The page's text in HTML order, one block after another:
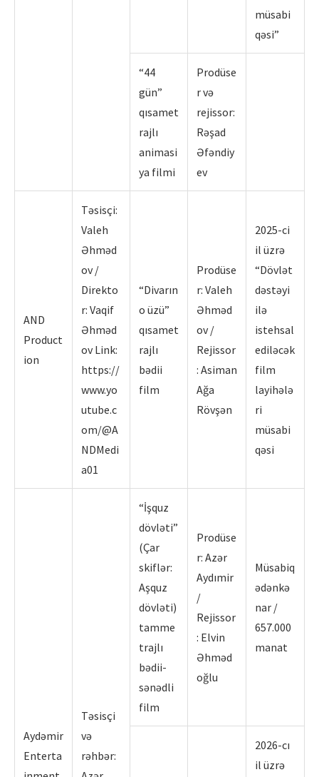
müsabi
qəsi”
“44
gün”
qısamet
rajlı
animasi
ya filmi
Prodüse
r və
rejissor:
Rəşad
Əfəndiy
ev
AND
Product
ion
Təsisçi:
Valeh
Əhməd
ov /
Direkto
r: Vaqif
Əhməd
ov Link:
https://
www.yo
utube.c
om/@A
NDMedi
a01
“Divarın
o üzü”
qısamet
rajlı
bədii
film
Prodüse
r: Valeh
Əhməd
ov /
Rejissor
: Asiman
Ağa
Rövşən
2025-ci
il üzrə
“Dövlət
dəstəyi
ilə
istehsal
ediləcək
film
layihələ
ri
müsabi
qəsi
Aydəmir
Enterta
Təsisçi
və
rəhbər:
“İşquz
dövləti”
(Çar
skiflər:
Aşquz
dövləti)
tamme
trajlı
bədii-
sənədli
film
Prodüse
r: Azər
Aydımir
/
Rejissor
: Elvin
Əhməd
oğlu
Müsabiq
ədənkə
nar /
657.000
manat
2026-cı
il üzrə